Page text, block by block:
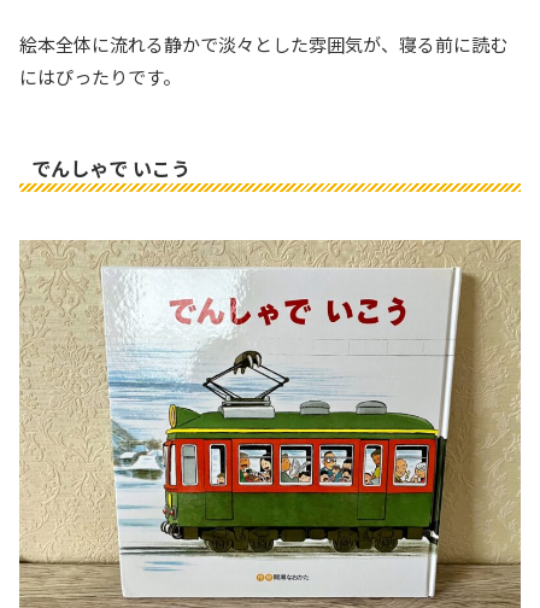
絵本全体に流れる静かで淡々とした雰囲気が、寝る前に読む
にはぴったりです。
でんしゃで いこう